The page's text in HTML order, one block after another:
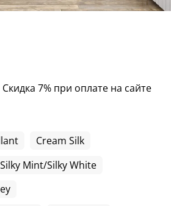
Скидка 7% при оплате на сайте
Cream Silk
Silky Mint/Silky White